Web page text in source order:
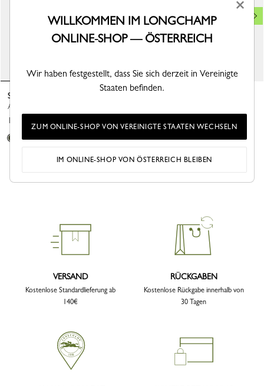
170,00 €
VERSAND
Kostenlose Standardlieferung ab
140€
RÜCKGABEN
Kostenlose Rückgabe innerhalb von
30 Tagen
×
WILLKOMMEN IM LONGCHAMP
ONLINE-SHOP — ÖSTERREICH
Wir haben festgestellt, dass Sie sich derzeit in Vereinigte
Staaten befinden.
ZUM ONLINE-SHOP VON VEREINIGTE STAATEN WECHSELN
IM ONLINE-SHOP VON ÖSTERREICH BLEIBEN